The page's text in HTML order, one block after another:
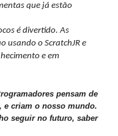
que já estão
é divertido. As
usando o ScratchJR e
e em
pensam de
e criam o nosso mundo.
seguir no futuro, saber